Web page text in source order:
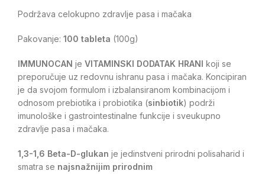
Podržava celokupno zdravlje pasa i mačaka
Pakovanje: 100 tableta (100g)
IMMUNOCAN je VITAMINSKI DODATAK HRANI koji se
preporučuje uz redovnu ishranu pasa i mačaka. Koncipiran
je da svojom formulom i izbalansiranom kombinacijom i
odnosom prebiotika i probiotika (sinbiotik) podrži
imunološke i gastrointestinalne funkcije i sveukupno
zdravlje pasa i mačaka.
1,3-1,6 Beta-D-glukan je jedinstveni prirodni polisaharid i
smatra se najsnažnijim prirodnim